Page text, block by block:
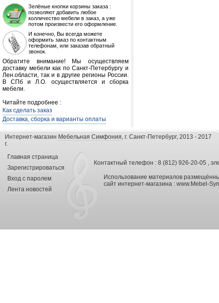
Зелёные кнопки корзины заказа :
позволяют добавить любое
колличество мебели в заказ, а уже
потом произвести его оформление.
И конечно, Вы всегда можете
оформить заказ по контактным
телефонам, или заказав обратный
звонок.
Обратите внимание! Мы осуществляем
доставку мебели как по Санкт-Петербургу и
Лен.области, так и в другие регионы России.
В СПб и Л.О. осуществляется и сборка
мебели.
Читайте подробнее :
Как сделать заказ
Доставка, сборка и варианты оплаты
Интернет-магазин Мебельная Симфония, г. Санкт-Петербург, 2013 - 2017
г.
Главная страница
Зарегистрироваться
Вход с паролем
Лента новостей
Контактный телефон : 8 (812) 926-20-05 ,
Использование материалов
сайт интернет-магазина : www.Mebel-